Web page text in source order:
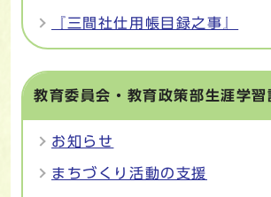
『三間社仕用帳目録之事』
教育委員会・教育政策部生涯学習
お知らせ
まちづくり活動の支援